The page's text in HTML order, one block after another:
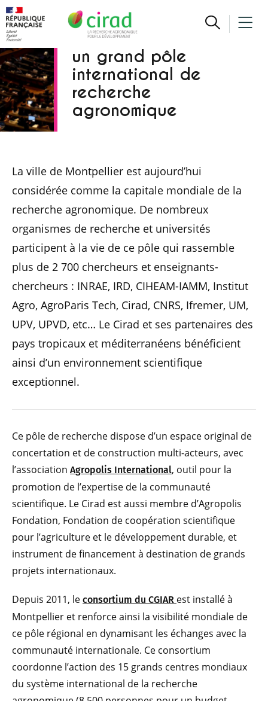
Un centre inséré dans
un grand pôle
international de
recherche
agronomique
La ville de Montpellier est aujourd’hui
considérée comme la capitale mondiale de la
recherche agronomique. De nombreux
organismes de recherche et universités
participent à la vie de ce pôle qui rassemble
plus de 2 700 chercheurs et enseignants-
chercheurs : INRAE, IRD, CIHEAM-IAMM, Institut
Agro, AgroParis Tech, Cirad, CNRS, Ifremer, UM,
UPV, UPVD, etc… Le Cirad et ses partenaires des
pays tropicaux et méditerranéens bénéficient
ainsi d’un environnement scientifique
exceptionnel.
Ce pôle de recherche dispose d’un espace original de
concertation et de construction multi-acteurs, avec
l’association Agropolis International, outil pour la
promotion de l’expertise de la communauté
scientifique. Le Cirad est aussi membre d’Agropolis
Fondation, Fondation de coopération scientifique
pour l’agriculture et le développement durable, et
instrument de financement à destination de grands
projets internationaux.
Depuis 2011, le consortium du CGIAR est installé à
Montpellier et renforce ainsi la visibilité mondiale de
ce pôle régional en dynamisant les échanges avec la
communauté internationale. Ce consortium
coordonne l’action des 15 grands centres mondiaux
du système international de la recherche